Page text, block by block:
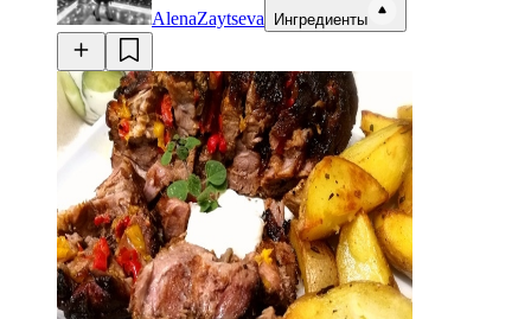
AlenaZaytseva Ингредиенты